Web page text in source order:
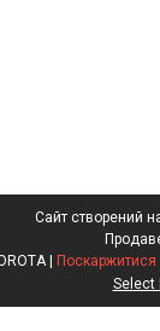
Сайт створений
Поскаржитися
Select